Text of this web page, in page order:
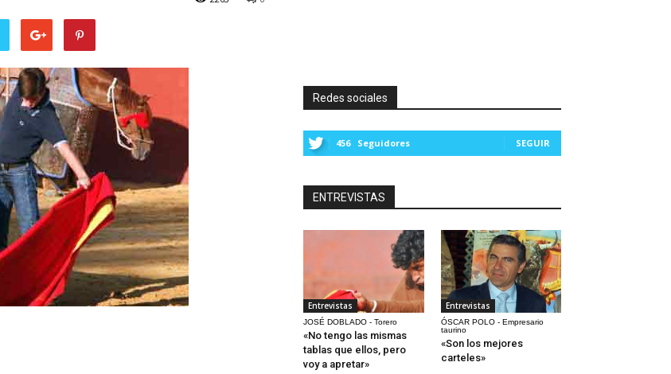
Redes sociales
456 Seguidores SEGUIR
ENTREVISTAS
Entrevistas
JOSÉ DOBLADO - Torero
«No tengo las mismas
tablas que ellos, pero
voy a apretar»
Entrevistas
ÓSCAR POLO - Empresario
taurino
«Son los mejores
carteles»